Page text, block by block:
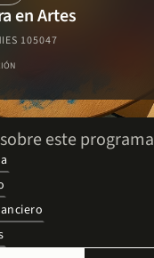
en Artes
105047
este programa